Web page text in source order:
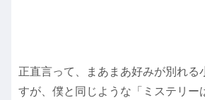
正直言って、まあまあ好みが別れる
すが、僕と同じような「ミステリー